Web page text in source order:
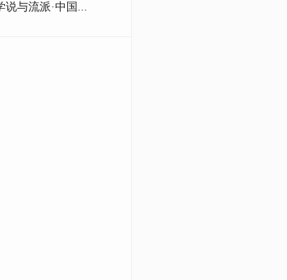
说与流派·中国...